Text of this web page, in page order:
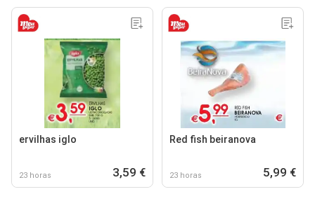
ervilhas iglo
23 horas 3,59 €
Red fish beiranova
23 horas 5,99 €